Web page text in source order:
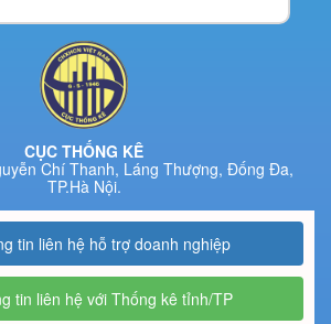
CỤC THỐNG KÊ
Chí Thanh, Láng Thượng, Đống Đa,
TP.Hà Nội.
tin liên hệ hỗ trợ doanh nghiệp
tin liên hệ với Thống kê tỉnh/TP